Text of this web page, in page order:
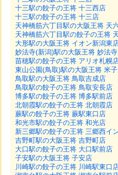
十三駅の餃子の王将 十三西店
十三駅の餃子の王将 十三店
天神橋筋六丁目駅の大阪王将 天
天神橋筋六丁目駅の餃子の王将
大形駅の大阪王将 イオン新潟東
妙法寺(新潟)駅の大阪王将 妙法
苗穂駅の餃子の王将 アリオ札幌
東山公園(鳥取)駅の大阪王将 米
鳥取駅の大阪王将 鳥取吉成店
鳥取駅の餃子の王将 鳥取安長店
博多駅の餃子の王将 博多駅前店
北朝霞駅の餃子の王将 北朝霞店
蕨駅の餃子の王将 蕨駅東口店
和光市駅の餃子の王将 和光店
新三郷駅の餃子の王将 三郷西イ
吉野町駅の大阪王将 吉野町店
大口駅の餃子の王将 大口駅前店
子安駅の大阪王将 子安店
川崎駅の餃子の王将 川崎駅東口